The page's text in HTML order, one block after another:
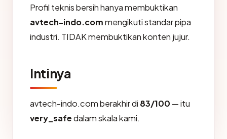
Profil teknis bersih hanya membuktikan
avtech-indo.commengikuti standar pipa
industri. TIDAK membuktikan konten jujur.
Intinya
avtech-indo.com berakhir di 83/100 — itu
very_safedalam skala kami.